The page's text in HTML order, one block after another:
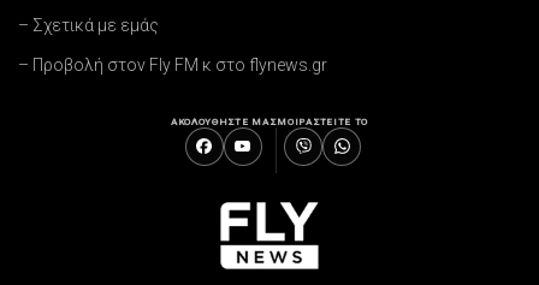
– Σχετικά με εμάς
– Προβολή στον Fly FM κ στο flynews.gr
ΑΚΟΛΟΥΘΗΣΤΕ ΜΑΣΜΟΙΡΑΣΤΕΙΤΕ ΤΟ